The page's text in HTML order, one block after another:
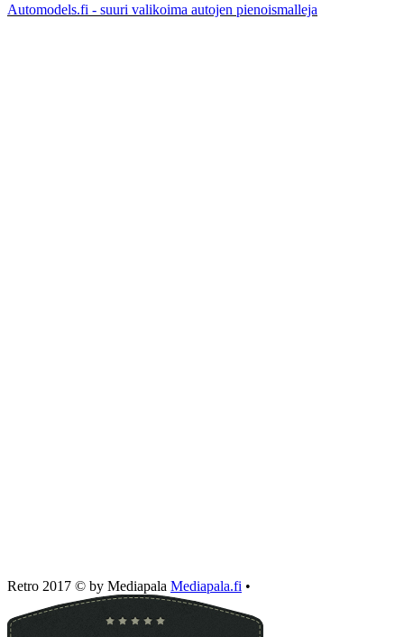
Automodels.fi - suuri valikoima autojen pienoismalleja
Retro 2017 © by Mediapala Mediapala.fi •